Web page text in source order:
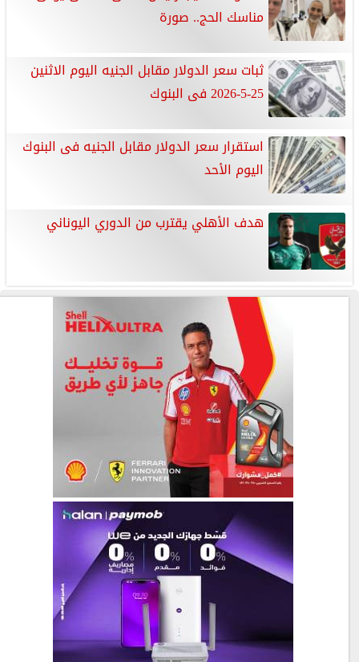
مناسك الحج.. صورة
ثبات سعر الدولار مقابل الجنيه اليوم الاثنين
25-5-2026 فى البنوك
استقرار سعر الدولار مقابل الجنيه فى البنوك
اليوم الأحد
هدف الأهلي يقترب من الدوري اليوناني